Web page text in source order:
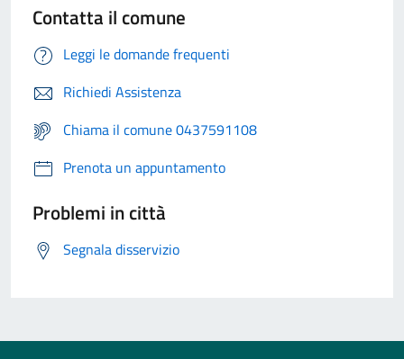
Contatta il comune
Leggi le domande frequenti
Richiedi Assistenza
Chiama il comune 0437591108
Prenota un appuntamento
Problemi in città
Segnala disservizio